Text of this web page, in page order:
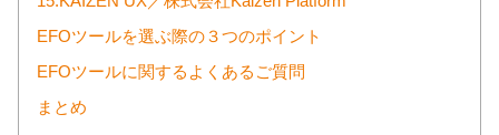
EFOツールを選ぶ際の３つのポイント
EFOツールに関するよくあるご質問
まとめ